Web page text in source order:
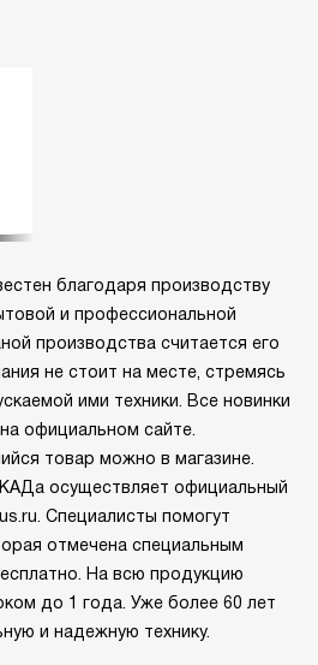
благодаря производству
и профессиональной
производства считается его
не стоит на месте, стремясь
ими техники. Все новинки
официальном сайте.
товар можно в магазине.
осуществляет официальный
Специалисты помогут
отмечена специальным
На всю продукцию
до 1 года. Уже более 60 лет
и надежную технику.